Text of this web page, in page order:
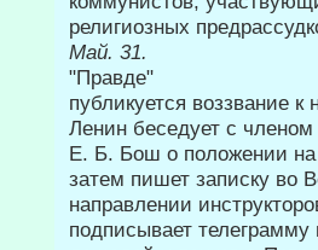
религиозных
Май.
"Правде"
публикуется воззвание
Ленин беседует с
Е. Б. Бош о положении
затем пишет записку во
направлении
подписывает